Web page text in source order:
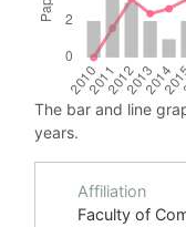
The bar and line
years.
Affiliation
Faculty of